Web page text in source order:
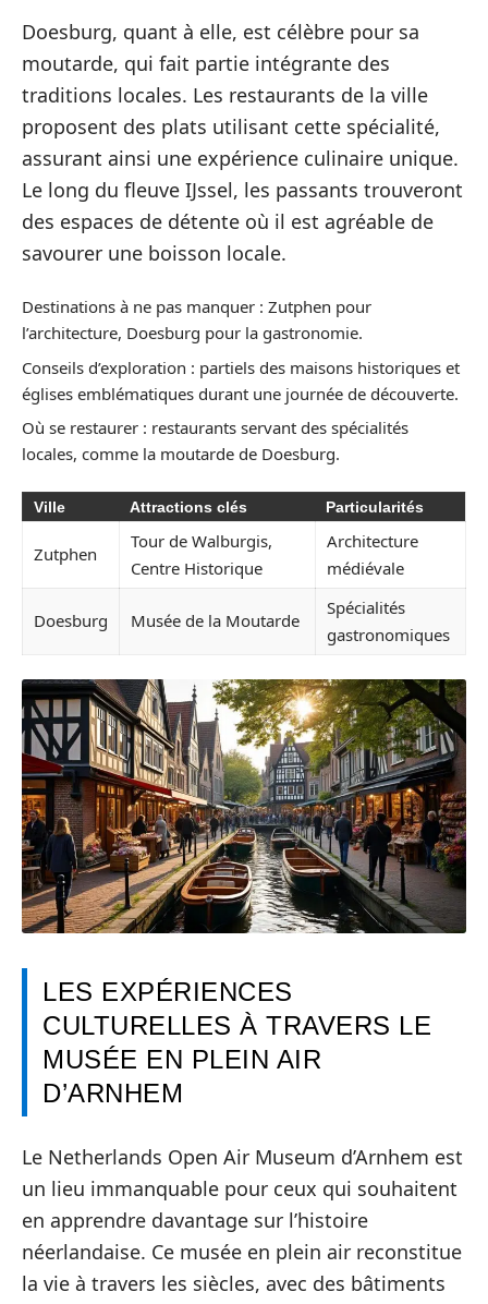
Doesburg, quant à elle, est célèbre pour sa
moutarde, qui fait partie intégrante des
traditions locales. Les restaurants de la ville
proposent des plats utilisant cette spécialité,
assurant ainsi une expérience culinaire unique.
Le long du fleuve IJssel, les passants trouveront
des espaces de détente où il est agréable de
savourer une boisson locale.
Destinations à ne pas manquer : Zutphen pour
l’architecture, Doesburg pour la gastronomie.
Conseils d’exploration : partiels des maisons historiques et
églises emblématiques durant une journée de découverte.
Où se restaurer : restaurants servant des spécialités
locales, comme la moutarde de Doesburg.
Ville Attractions clés Particularités
Zutphen
Tour de Walburgis,
Centre Historique
Architecture
médiévale
Doesburg Musée de la Moutarde
Spécialités
gastronomiques
LES EXPÉRIENCES
CULTURELLES À TRAVERS LE
MUSÉE EN PLEIN AIR
D’ARNHEM
Le Netherlands Open Air Museum d’Arnhem est
un lieu immanquable pour ceux qui souhaitent
en apprendre davantage sur l’histoire
néerlandaise. Ce musée en plein air reconstitue
la vie à travers les siècles, avec des bâtiments